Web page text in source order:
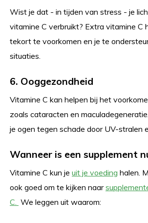
Wist je dat - in tijden van stress - je
vitamine C verbruikt? Extra vitamine C
tekort te voorkomen en je te
situaties.
6. Ooggezondheid
Vitamine C kan helpen bij het
zoals cataracten en
je ogen tegen schade door UV-stralen
Wanneer is een supplement
Vitamine C kun je uit je voeding halen.
ook goed om te kijken naar
C. We leggen uit waarom: